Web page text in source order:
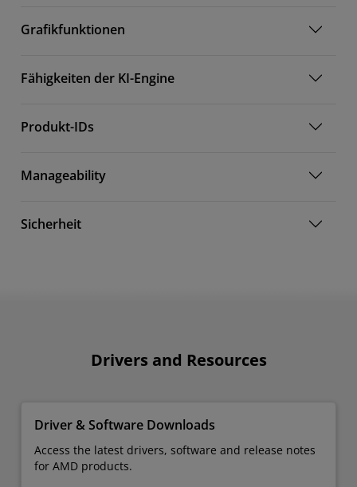
Grafikfunktionen
Fähigkeiten der KI-Engine
Produkt-IDs
Manageability
Sicherheit
Drivers and Resources
Driver & Software Downloads
Access the latest drivers, software and release notes
for AMD products.